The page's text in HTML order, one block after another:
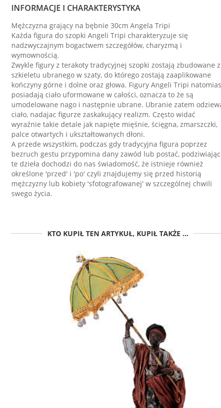
INFORMACJE I CHARAKTERYSTYKA
Mężczyzna grający na bębnie 30cm Angela Tripi
Każda figura do szopki Angeli Tripi charakteryzuje się
nadzwyczajnym bogactwem szczegółów, charyzmą i
wymownością.
Zwykle figury z terakoty tradycyjnej szopki zostają zbudowane z
szkieletu ubranego w szaty, do którego zostają zaaplikowane
kończyny górne i dolne oraz głowa. Figury Angeli Tripi
posiadają ciało uformowane w całości, oznacza to że są
umodelowane nago i następnie ubrane. Ubranie zatem
ciało, nadajac figurze zaskakujący realizm. Często widać
wyraźnie takie detale jak napięte mięśnie, ścięgna, zmarszczki,
palce otwartych i ukształtowanych dłoni.
A przede wszystkim, podczas gdy tradycyjna figura poprzez
bezruch gestu przypomina dany zawód lub postać, podziwiając
te dzieła dochodzi do nas świadomość, że istnieje również
określone 'przed' i 'po' czyli znajdujemy się przed historią
mężczyzny lub kobiety 'sfotografowanej' w szczególnej chwili
swego życia.
KTO KUPIŁ TEN ARTYKUŁ, KUPIŁ TAKŻE ...